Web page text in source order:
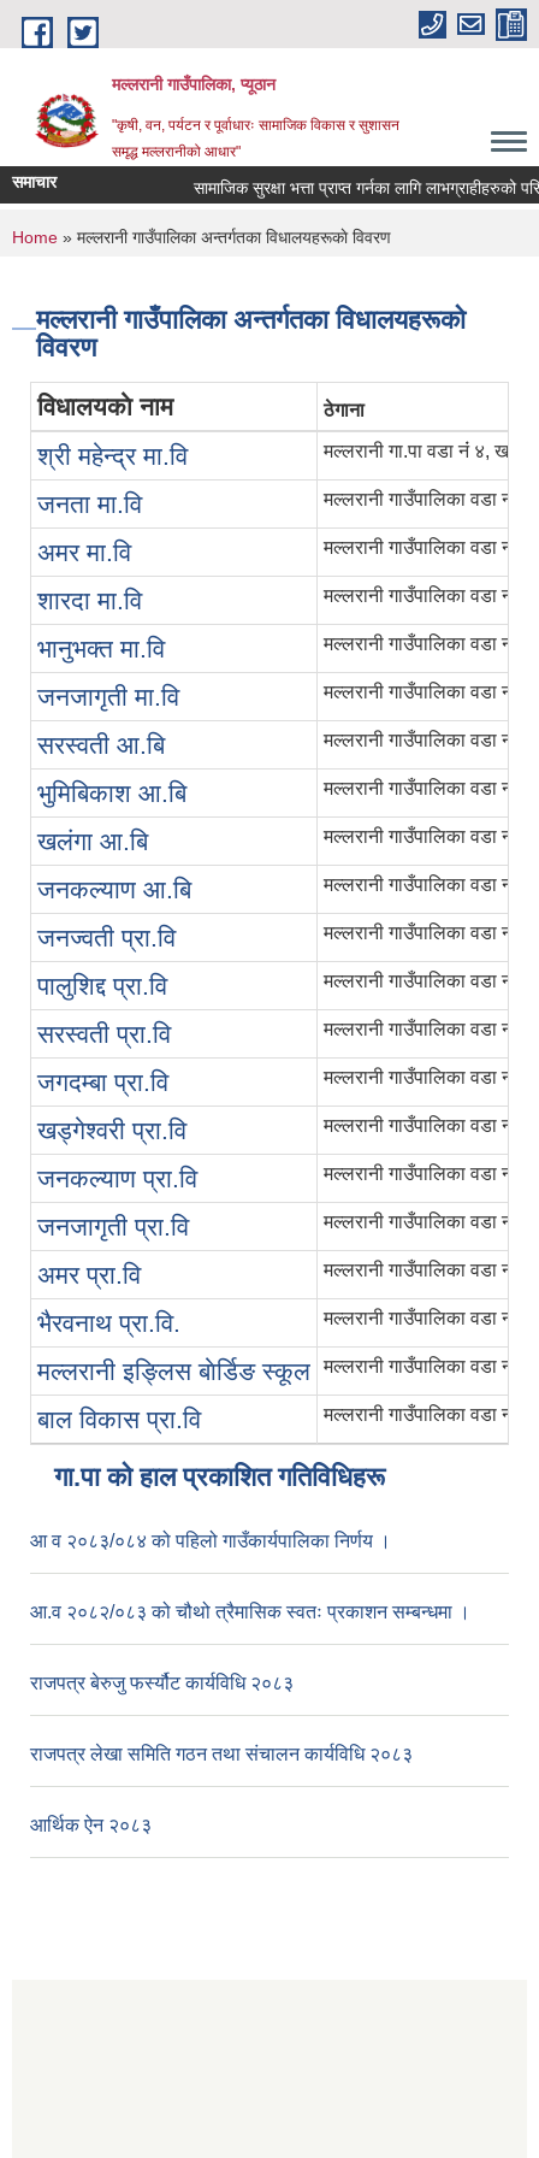
Skip to main content
मल्लरानी गाउँपालिका, प्यूठान
"कृषी, वन, पर्यटन र पूर्वाधारः सामाजिक विकास र सुशासन
समृद्ध मल्लरानीको आधार"
समाचार सामाजिक सुरक्षा भत्ता प्राप्त गर्नका लागि लाभग्राहीहरुको
You are here
Home » मल्लरानी गाउँपालिका अन्तर्गतका विधालयहरूकाे विवरण
मल्लरानी गाउँपालिका अन्तर्गतका विधालयहरूकाे
विवरण
विधालयकाे नाम ठेगाना
श्री महेन्द्र मा.वि मल्लरानी गा.पा वडा नंं ४, खलंगा
जनता मा.वि मल्लरानी गाउँपालिका वडा नंं १
अमर मा.वि मल्लरानी गाउँपालिका वडा नंं
शारदा मा.वि मल्लरानी गाउँपालिका वडा नंं ३,
भानुभक्त मा.वि मल्लरानी गाउँपालिका वडा नंं ३
जनजागृती मा.वि मल्लरानी गाउँपालिका वडा नंं
सरस्वती आ.बि मल्लरानी गाउँपालिका वडा नंं ३,
भुमिबिकाश आ.बि मल्लरानी गाउँपालिका वडा नंं
खलंगा आ.बि मल्लरानी गाउँपालिका वडा नंं
जनकल्याण आ.बि मल्लरानी गाउँपालिका वडा नंं ३
जनज्वती प्रा.वि मल्लरानी गाउँपालिका वडा नंं
पालुशिद्द प्रा.वि मल्लरानी गाउँपालिका वडा नंं २,
सरस्वती प्रा.वि मल्लरानी गाउँपालिका वडा नंं
जगदम्बा प्रा.वि मल्लरानी गाउँपालिका वडा नंं २
खड्गेश्वरी प्रा.वि मल्लरानी गाउँपालिका वडा नंं
जनकल्याण प्रा.वि मल्लरानी गाउँपालिका वडा नंं
जनजागृती प्रा.वि मल्लरानी गाउँपालिका वडा नंं
अमर प्रा.वि मल्लरानी गाउँपालिका वडा नंं
भैरवनाथ प्रा.वि. मल्लरानी गाउँपालिका वडा नंं
मल्लरानी इङ्लिस बाेर्डिङ स्कूल मल्लरानी गाउँपालिका वडा नंं
बाल विकास प्रा.वि मल्लरानी गाउँपालिका वडा नंं
गा.पा काे हाल प्रकाशित गतिविधिहरू
आ व २०८३/०८४ को पहिलो गाउँकार्यपालिका निर्णय ।
आ.व २०८२/०८३ को चौथो त्रैमासिक स्वतः प्रकाशन सम्बन्धमा ।
राजपत्र बेरुजु फर्स्यौट कार्यविधि २०८३
राजपत्र लेखा समिति गठन तथा संचालन कार्यविधि २०८३
आर्थिक ऐन २०८३